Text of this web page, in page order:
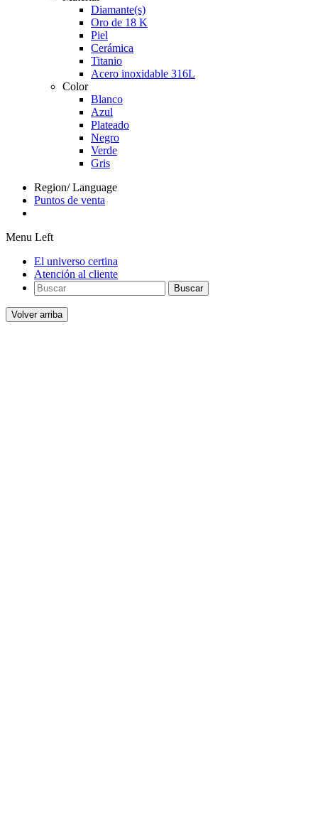
Diamante(s)
Oro de 18 K
Piel
Cerámica
Titanio
Acero inoxidable 316L
Color
Blanco
Azul
Plateado
Negro
Verde
Gris
Region/ Language
Puntos de venta
Menu Left
El universo certina
Atención al cliente
Buscar
Volver arriba